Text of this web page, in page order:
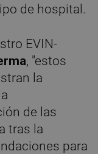
de hospital.
EVIN-
, "estos
la
de las
tras la
para